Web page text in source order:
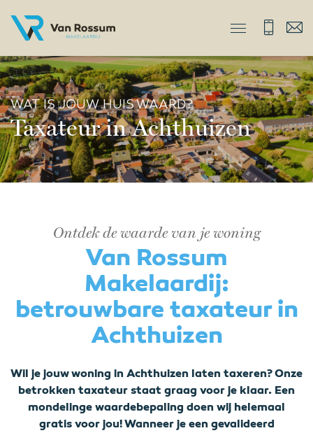
WAT IS JOUW HUIS WAARD?
Taxateur in Achthuizen
Ontdek de waarde van je woning
Van Rossum
Makelaardij:
betrouwbare taxateur in
Achthuizen
Wil je jouw woning in Achthuizen laten taxeren? Onze
betrokken taxateur staat graag voor je klaar. Een
mondelinge waardebepaling doen wij helemaal
gratis voor jou! Wanneer je een gevalideerd